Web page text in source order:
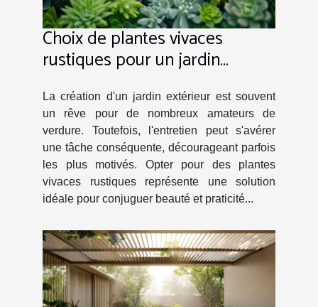
Choix de plantes vivaces
rustiques pour un jardin
La création d'un jardin extérieur est souvent
un rêve pour de nombreux amateurs de
verdure. Toutefois, l'entretien peut s'avérer
une tâche conséquente, décourageant parfois
les plus motivés. Opter pour des plantes
vivaces rustiques représente une solution
idéale pour conjuguer beauté et praticité...